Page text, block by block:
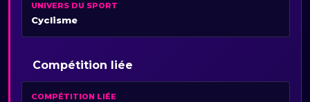
UNIVERS DU SPORT
Cyclisme
Compétition liée
COMPÉTITION LIÉE